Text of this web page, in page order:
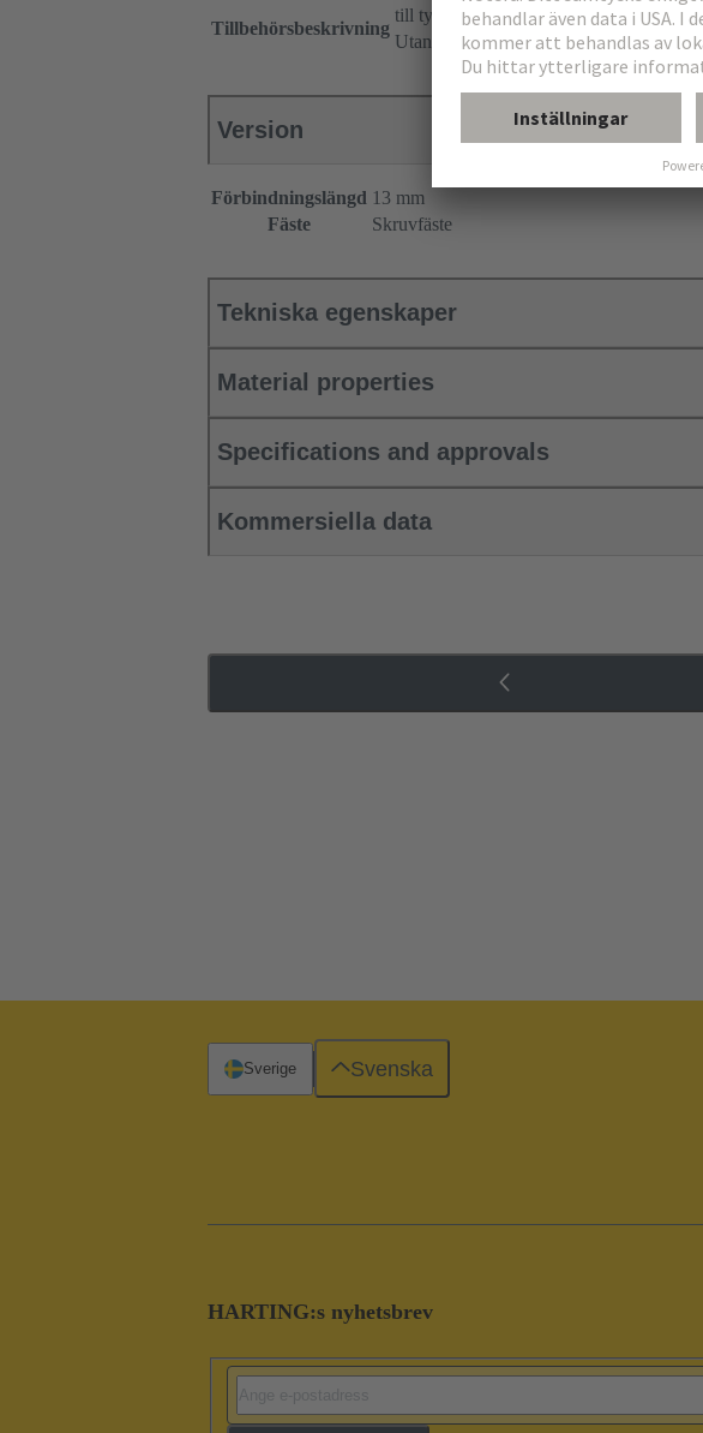
Tillbehörsbeskrivning
till typ F ʺlåg profil med inpressningsstift
Utan låsbyglar
Version
Förbindningslängd 13 mm
Fäste
Skruvfäste
Tekniska egenskaper
Material properties
Specifications and approvals
Kommersiella data
HARTING:s nyhetsbrev
Sverige Svenska